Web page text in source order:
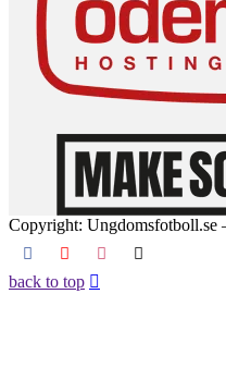
Copyright: Ungdomsfotboll.se
back to top